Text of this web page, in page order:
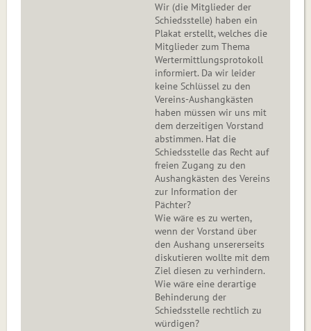
Wir (die Mitglieder der
Schiedsstelle) haben ein
Plakat erstellt, welches die
Mitglieder zum Thema
Wertermittlungsprotokoll
informiert. Da wir leider
keine Schlüssel zu den
Vereins-Aushangkästen
haben müssen wir uns mit
dem derzeitigen Vorstand
abstimmen. Hat die
Schiedsstelle das Recht auf
freien Zugang zu den
Aushangkästen des Vereins
zur Information der
Pächter?
Wie wäre es zu werten,
wenn der Vorstand über
den Aushang unsererseits
diskutieren wollte mit dem
Ziel diesen zu verhindern.
Wie wäre eine derartige
Behinderung der
Schiedsstelle rechtlich zu
würdigen?